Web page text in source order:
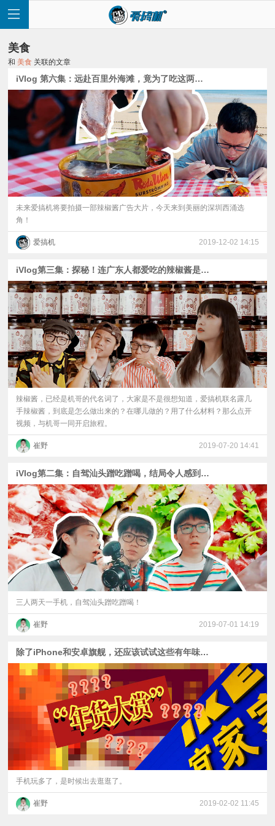
首
页
快
评
视
频
科
普
体
验
专
题
美食
和美食 关联的文章
iVlog 第六集：远赴百里外海滩，竟为了吃这两样东西！
未来爱搞机将要拍摄一部辣椒酱广告大片，今天来到美丽的深圳西涌选
角！
爱搞机 2019-12-02 14:15
iVlog第三集：探秘！连广东人都爱吃的辣椒酱是如何做成的？
辣椒酱，已经是机哥的代名词了，大家是不是很想知道，爱搞机联名露几
手辣椒酱，到底是怎么做出来的？在哪儿做的？用了什么材料？那么点开
视频，与机哥一同开启旅程。
崔野 2019-07-20 14:41
iVlog第二集：自驾汕头蹭吃蹭喝，结局令人感到惊讶
三人两天一手机，自驾汕头蹭吃蹭喝！
崔野 2019-07-01 14:19
除了iPhone和安卓旗舰，还应该试试这些有年味的东西
手机玩多了，是时候出去逛逛了。
崔野 2019-02-02 11:45